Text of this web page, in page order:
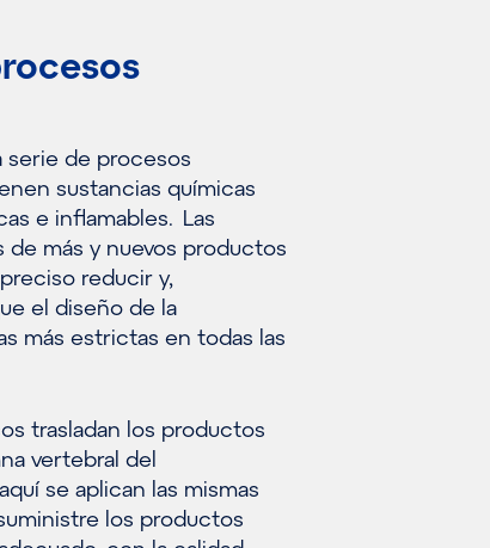
serie de procesos
sustancias químicas
e inflamables. Las
de más y nuevos productos
reducir y,
el diseño de la
más estrictas en todas las
trasladan los productos
vertebral del
se aplican las mismas
los productos